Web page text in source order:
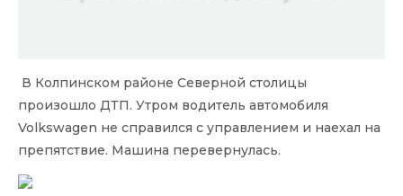
В Колпинском районе Северной столицы
произошло ДТП. Утром водитель автомобиля
Volkswagen не справился с управлением и наехал на
препятствие. Машина перевернулась.